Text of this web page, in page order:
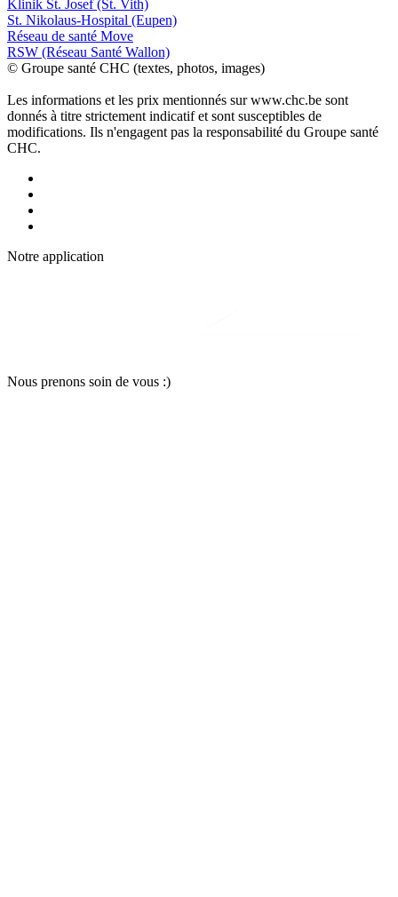
Klinik St. Josef (St. Vith)
St. Nikolaus-Hospital (Eupen)
Réseau de santé Move
RSW (Réseau Santé Wallon)
© Groupe santé CHC (textes, photos, images)
Les informations et les prix mentionnés sur www.chc.be sont
donnés à titre strictement indicatif et sont susceptibles de
modifications. Ils n'engagent pas la responsabilité du Groupe santé
CHC.
Notre application
Nous prenons soin de vous :)